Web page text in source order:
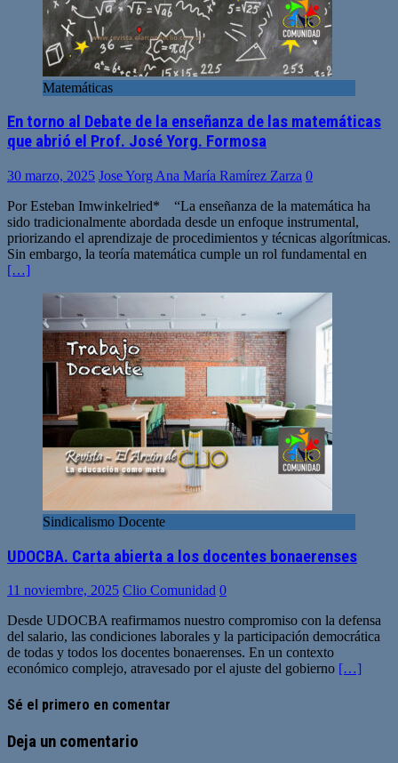
Matemáticas
En torno al Debate de la enseñanza de las matemáticas
que abrió el Prof. José Yorg. Formosa
30 marzo, 2025 Jose Yorg Ana María Ramírez Zarza 0
Por Esteban Imwinkelried* “La enseñanza de la matemática ha
sido tradicionalmente abordada desde un enfoque instrumental,
priorizando el aprendizaje de procedimientos y técnicas algorítmicas.
Sin embargo, la teoría matemática cumple un rol fundamental en
[…]
Sindicalismo Docente
UDOCBA. Carta abierta a los docentes bonaerenses
11 noviembre, 2025 Clio Comunidad 0
Desde UDOCBA reafirmamos nuestro compromiso con la defensa
del salario, las condiciones laborales y la participación democrática
de todas y todos los docentes bonaerenses. En un contexto
económico complejo, atravesado por el ajuste del gobierno […]
Sé el primero en comentar
Deja un comentario